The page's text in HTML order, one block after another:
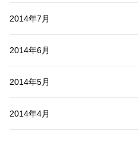
2014年7月
2014年6月
2014年5月
2014年4月